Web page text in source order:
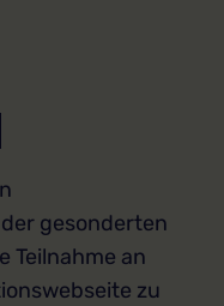
gesonderten
Teilnahme an
zu